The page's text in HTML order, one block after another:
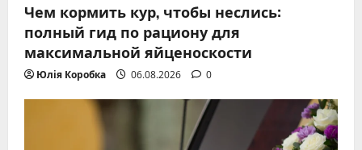
Чем кормить кур, чтобы неслись:
полный гид по рациону для
максимальной яйценоскости
Юлія Коробка 06.08.2026 0